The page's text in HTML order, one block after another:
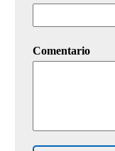
Comentario